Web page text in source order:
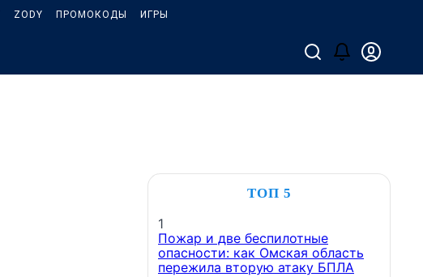
ZODY ПРОМОКОДЫ ИГРЫ
ТОП 5
1
Пожар и две беспилотные
опасности: как Омская область
пережила вторую атаку БПЛА